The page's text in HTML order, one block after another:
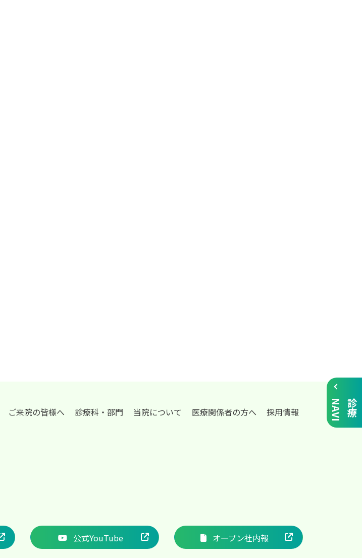
診
療
N
A
V
I
ご来院の皆様へ 診療科・部門 当院について 医療関係者の方へ 採用情報
公式YouTube オープン社内報